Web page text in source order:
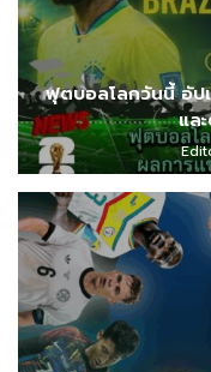
ฟุตบอลโลกวันนี้ อัป
แล